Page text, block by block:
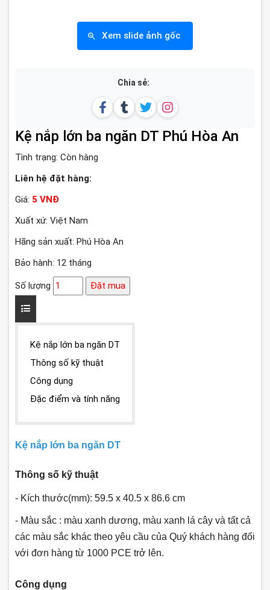
Xem slide ảnh gốc
Chia sẻ:
Kệ nắp lớn ba ngăn DT Phú Hòa An
Tình trạng: Còn hàng
Liên hệ đặt hàng:
Giá: 5 VNĐ
Xuất xứ: Việt Nam
Hãng sản xuất: Phú Hòa An
Bảo hành: 12 tháng
Số lượng Đặt mua
Kệ nắp lớn ba ngăn DT
Thông số kỹ thuật
Công dụng
Đặc điểm và tính năng
Kệ nắp lớn ba ngăn DT
Thông số kỹ thuật
- Kích thước(mm): 59.5 x 40.5 x 86.6 cm
- Màu sắc : màu xanh dương, màu xanh lá cây và tất cả
các màu sắc khác theo yêu cầu của Quý khách hàng đối
với đơn hàng từ 1000 PCE trở lên.
Công dụng